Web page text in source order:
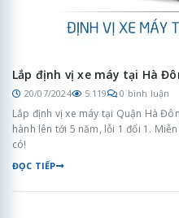
Lắp định vị xe máy tại Hà
20/07/2024 5.119 0 bình luận
Lắp định vị xe máy tại Quận Hà
hành lên tới 5 năm, lỗi 1 đổi 1.
có!
ĐỌC TIẾP